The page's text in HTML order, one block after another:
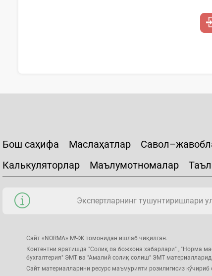
Бош саҳифа Маслаҳатлар
Калькуляторлар
Маълумотномалар
Экспертларнинг тушунтиришлари
Сайт «NORMA» МЧЖ томонидан ишлаб чиқилган.
Контентни яратишда "Солиқ ва божхона хабарлари" , "Норма
бухгалтерия" ЭМТ ва "Амалий солиқ солиш" ЭМТ
Сайт материалларини ресурс маъмурияти розилигисиз